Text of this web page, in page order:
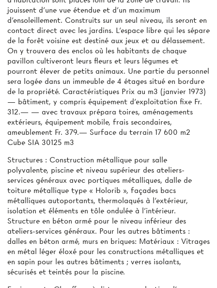
jouissent d’une vue étendue et d'un maximum
d’ensoleillement. Construits sur un seul niveau, ils seront en
contact direct avec les jardins. L’espace libre qui les sépare
de la forêt voisine est destiné aux jeux et au délassement.
On y trouvera des enclos où les habitants de chaque
pavillon cultiveront leurs fleurs et leurs légumes et
pourront élever de petits animaux. Une partie du personnel
sera logée dans un immeuble de 4 étages situé en bordure
de la propriété. Caractéristiques Prix au m3 (janvier 1973)
— bâtiment, y compris équipement d’exploitation fixe Fr.
312.— — avec travaux prépara­ toires, aménagements
extérieurs, équipement mobile, frais secondaires,
ameublement Fr. 379.— Surface du terrain 17 600 m2
Cube SIA 30125 m3
Structures : Construction métallique pour salle
polyvalente, piscine et niveau supérieur des ateliers-
services généraux avec portiques métalliques, dalle de
toiture métallique type « Holorib », façades bacs
métalliques autoportants, thermolaqués à l'extérieur,
isolation et éléments en tôle ondulée à l’intérieur.
Structure en béton armé pour le niveau inférieur des
ateliers-services généraux. Pour les autres bâtiments :
dalles en béton armé, murs en briques: Matériaux : Vitrages
en métal léger éloxé pour les constructions métalliques et
en sapin pour les autres bâtiments ; verres isolants,
sécurisés et teintés pour la piscine.